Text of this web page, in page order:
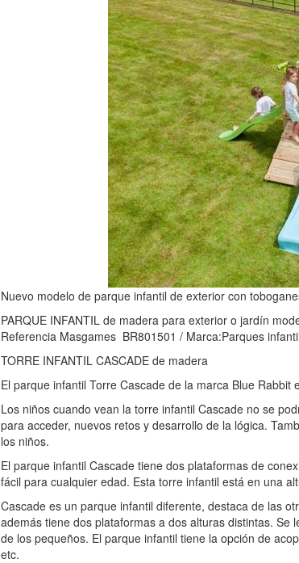
Nuevo modelo de parque infantil de exterior con
PARQUE INFANTIL de madera para exterior o jardín
Referencia Masgames BR801501 / Marca:Parques
TORRE INFANTIL CASCADE de madera
El parque infantil Torre Cascade de la marca Blue
Los niños cuando vean la torre infantil Cascade no se
para acceder, nuevos retos y desarrollo de la lógica.
los niños.
El parque infantil Cascade tiene dos plataformas de
fácil para cualquier edad. Esta torre infantil está en una
Cascade es un parque infantil diferente, destaca de las
además tiene dos plataformas a dos alturas distintas.
de los pequeños. El parque infantil tiene la opción de
etc.